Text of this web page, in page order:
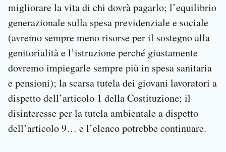
migliorare la vita di chi dovrà pagarlo; l’equilibrio
generazionale sulla spesa previdenziale e sociale
(avremo sempre meno risorse per il sostegno alla
genitorialità e l’istruzione perché giustamente
dovremo impiegarle sempre più in spesa sanitaria
e pensioni); la scarsa tutela dei giovani lavoratori a
dispetto dell’articolo 1 della Costituzione; il
disinteresse per la tutela ambientale a dispetto
dell’articolo 9… e l’elenco potrebbe continuare.